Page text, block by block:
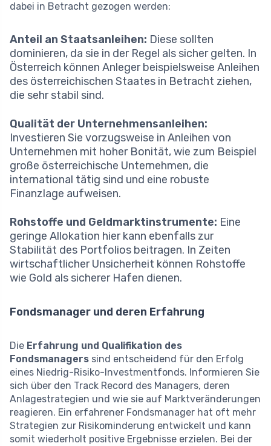
dabei in Betracht gezogen werden:
Anteil an Staatsanleihen: Diese sollten
dominieren, da sie in der Regel als sicher gelten. In
Österreich können Anleger beispielsweise Anleihen
des österreichischen Staates in Betracht ziehen,
die sehr stabil sind.
Qualität der Unternehmensanleihen:
Investieren Sie vorzugsweise in Anleihen von
Unternehmen mit hoher Bonität, wie zum Beispiel
große österreichische Unternehmen, die
international tätig sind und eine robuste
Finanzlage aufweisen.
Rohstoffe und Geldmarktinstrumente: Eine
geringe Allokation hier kann ebenfalls zur
Stabilität des Portfolios beitragen. In Zeiten
wirtschaftlicher Unsicherheit können Rohstoffe
wie Gold als sicherer Hafen dienen.
Fondsmanager und deren Erfahrung
Die Erfahrung und Qualifikation des
Fondsmanagers sind entscheidend für den Erfolg
eines Niedrig-Risiko-Investmentfonds. Informieren Sie
sich über den Track Record des Managers, deren
Anlagestrategien und wie sie auf Marktveränderungen
reagieren. Ein erfahrener Fondsmanager hat oft mehr
Strategien zur Risikominderung entwickelt und kann
somit wiederholt positive Ergebnisse erzielen. Bei der